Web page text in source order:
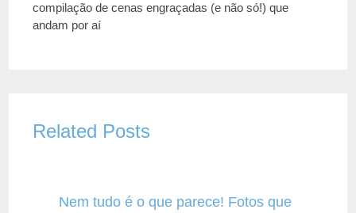
compilação de cenas engraçadas (e não só!) que
andam por aí
Related Posts
Nem tudo é o que parece! Fotos que